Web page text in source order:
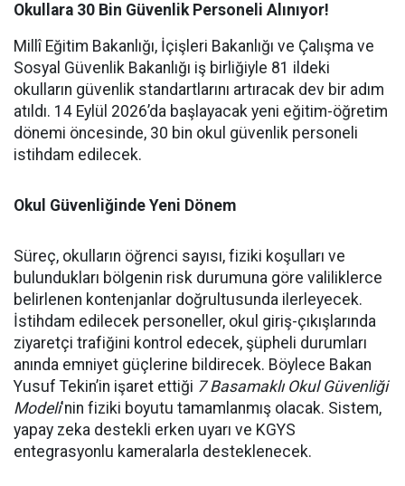
Okullara 30 Bin Güvenlik Personeli Alınıyor!
Millî Eğitim Bakanlığı, İçişleri Bakanlığı ve Çalışma ve
Sosyal Güvenlik Bakanlığı iş birliğiyle 81 ildeki
okulların güvenlik standartlarını artıracak dev bir adım
atıldı. 14 Eylül 2026’da başlayacak yeni eğitim-öğretim
dönemi öncesinde, 30 bin okul güvenlik personeli
istihdam edilecek.
Okul Güvenliğinde Yeni Dönem
Süreç, okulların öğrenci sayısı, fiziki koşulları ve
bulundukları bölgenin risk durumuna göre valiliklerce
belirlenen kontenjanlar doğrultusunda ilerleyecek.
İstihdam edilecek personeller, okul giriş-çıkışlarında
ziyaretçi trafiğini kontrol edecek, şüpheli durumları
anında emniyet güçlerine bildirecek. Böylece Bakan
Yusuf Tekin’in işaret ettiği 7 Basamaklı Okul Güvenliği
Modeli'nin fiziki boyutu tamamlanmış olacak. Sistem,
yapay zeka destekli erken uyarı ve KGYS
entegrasyonlu kameralarla desteklenecek.